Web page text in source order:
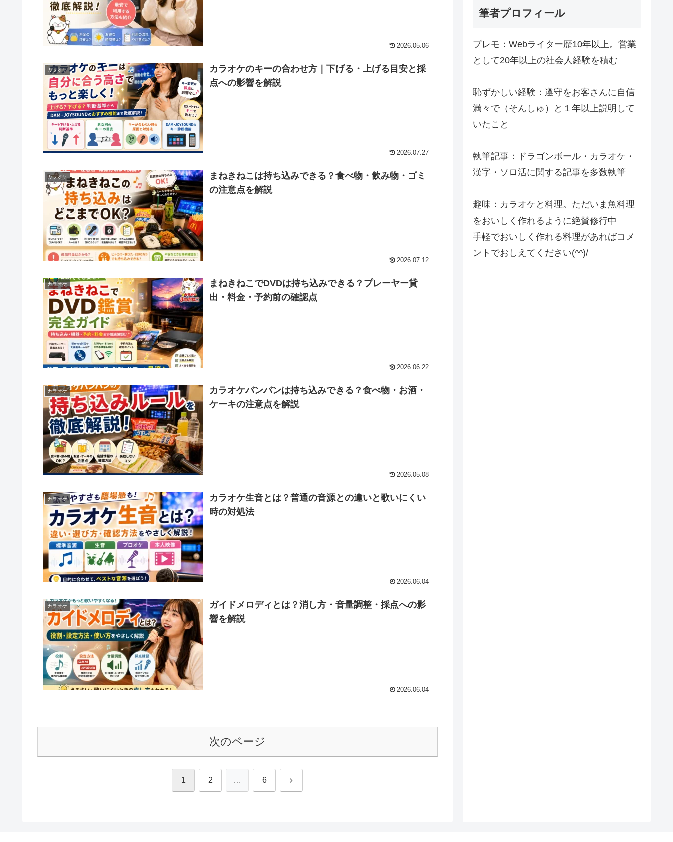
2026.05.06
カラオケ
カラオケのキーの合わせ方｜下げる・上げる目安と採
点への影響を解説
2026.07.27
カラオケ
まねきねこは持ち込みできる？食べ物・飲み物・ゴミ
の注意点を解説
2026.07.12
カラオケ
まねきねこでDVDは持ち込みできる？プレーヤー貸
出・料金・予約前の確認点
2026.06.22
カラオケ
カラオケバンバンは持ち込みできる？食べ物・お酒・
ケーキの注意点を解説
2026.05.08
カラオケ
カラオケ生音とは？普通の音源との違いと歌いにくい
時の対処法
2026.06.04
カラオケ
ガイドメロディとは？消し方・音量調整・採点への影
響を解説
2026.06.04
次のページ
1 2 … 6 次
筆者プロフィール
プレモ：Webライター歴10年以上。営業
として20年以上の社会人経験を積む
恥ずかしい経験：遵守をお客さんに自信
満々で（そんしゅ）と１年以上説明して
いたこと
執筆記事：ドラゴンボール・カラオケ・
漢字・ソロ活に関する記事を多数執筆
趣味：カラオケと料理。ただいま魚料理
をおいしく作れるように絶賛修行中
手軽でおいしく作れる料理があればコメ
ントでおしえてください(^^)/